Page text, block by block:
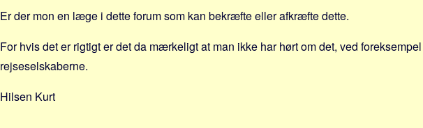
Er der mon en læge i dette forum som kan bekræfte eller afkræfte dette.
For hvis det er rigtigt er det da mærkeligt at man ikke har hørt om det, ved
rejseselskaberne.
Hilsen Kurt